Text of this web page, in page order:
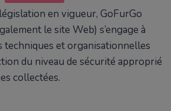
menu
enfant
en vigueur, GoFurGo
le site Web) s’engage à
techniques et organisationnelles
du niveau de sécurité approprié
collectées.